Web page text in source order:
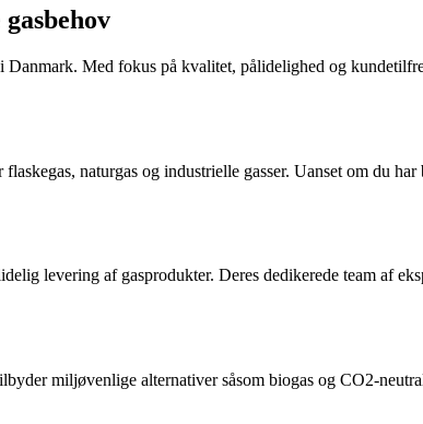
Med fokus på kvalitet, pålidelighed og
naturgas og industrielle gasser. Uanset om du
levering af gasprodukter. Deres dedikerede team af
miljøvenlige alternativer såsom biogas og CO2-